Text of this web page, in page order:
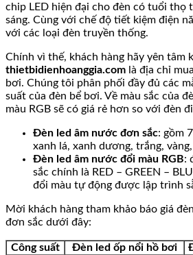
chip LED hiện đại cho đèn có tuổi thọ
sáng. Cùng với chế độ tiết kiệm điện
với các loại đèn truyền thống.
Chính vì thế, khách hàng hãy yên tâm
thietbidienhoanggia.com là địa chỉ
bơi. Chúng tôi phân phối đầy đủ các
suất của đèn bể bơi. Về màu sắc của
màu RGB sẽ có giá rẻ hơn so với đèn
Đèn led âm nước đơn sắc: gồm
xanh lá, xanh dương, trắng,
Đèn led âm nước đổi màu RGB:
sắc chính là RED – GREEN –
đổi màu tự động được lập trình
Mời khách hàng tham khảo báo giá
đơn sắc dưới đây:
Công suất Đèn led ốp nổi hồ bơi